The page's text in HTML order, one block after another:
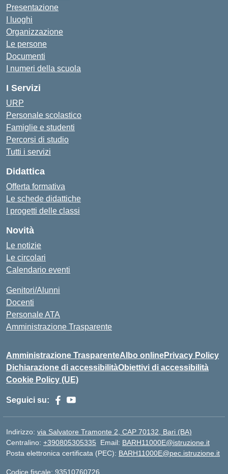
Presentazione
I luoghi
Organizzazione
Le persone
Documenti
I numeri della scuola
I Servizi
URP
Personale scolastico
Famiglie e studenti
Percorsi di studio
Tutti i servizi
Didattica
Offerta formativa
Le schede didattiche
I progetti delle classi
Novità
Le notizie
Le circolari
Calendario eventi
Genitori/Alunni
Docenti
Personale ATA
Amministrazione Trasparente
Amministrazione TrasparenteAlbo onlinePrivacy Policy
Dichiarazione di accessibilitàObiettivi di accessibilità
Cookie Policy (UE)
Seguici su:
Indirizzo: via Salvatore Tramonte 2, CAP 70132, Bari (BA)
Centralino: +390805305335 Email: BARH11000E@istruzione.it
Posta elettronica certificata (PEC): BARH11000E@pec.istruzione.it
Codice fiscale: 93510760726